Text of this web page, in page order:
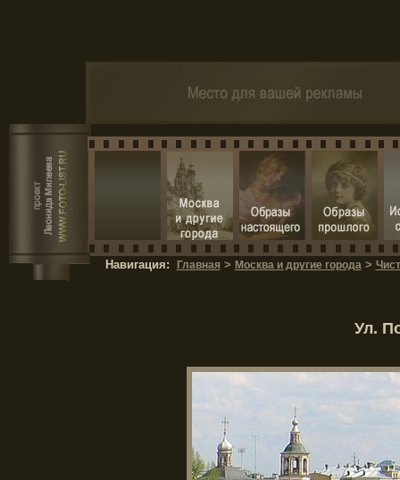
Навигация: Главная > Москва и другие города >
Ул.